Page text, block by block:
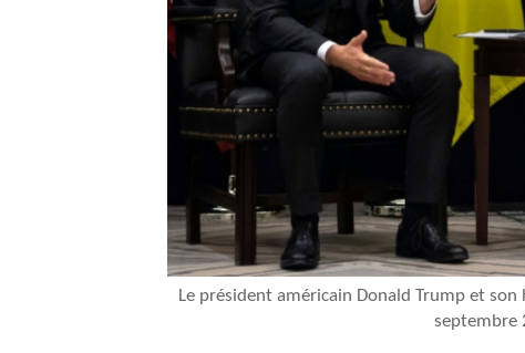
Le président américain Donald Trump et
septembre